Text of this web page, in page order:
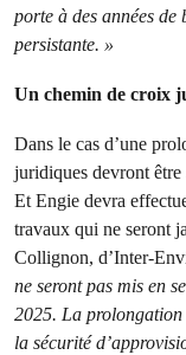
porte à des années
persistante. »
Un chemin de croix
Dans le cas d’une
juridiques devront
Et Engie devra
travaux qui ne seront
Collignon, d’Inter-
ne seront pas mis en
2025. La prolongation
la sécurité